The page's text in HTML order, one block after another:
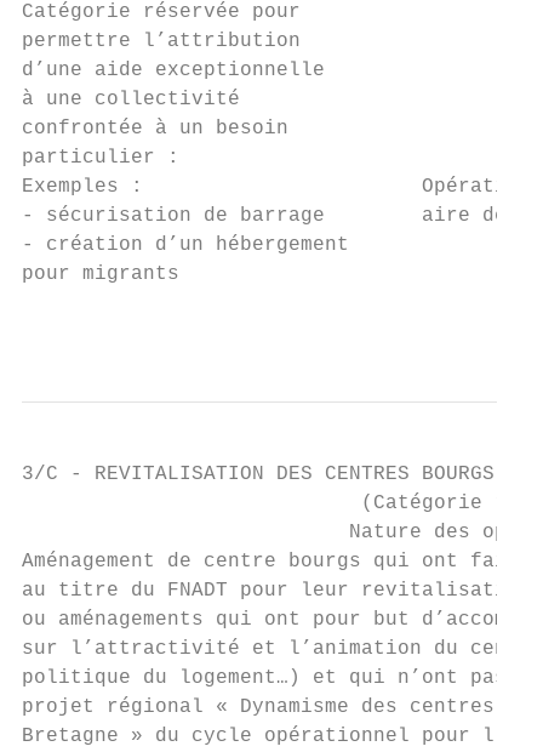
Catégorie réservée pour
permettre l’attribution
d’une aide exceptionnelle
à une collectivité
confrontée à un besoin
particulier :
Exemples :
- sécurisation de barrage        aire de
- création d’un hébergement
pour migrants
3/C - REVITALISATION DES CENTRES BOURGS
(Catégorie
Nature des
Aménagement de centre bourgs qui ont
au titre du FNADT pour leur revitalisation
ou aménagements qui ont pour but
sur l’attractivité et l’animation du
politique du logement…) et qui n’ont pas
projet régional « Dynamisme des centres-
Bretagne » du cycle opérationnel pour